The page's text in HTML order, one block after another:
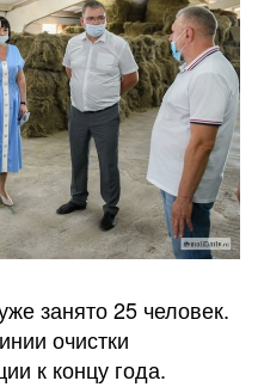
занято 25 человек.
очистки
к концу года.